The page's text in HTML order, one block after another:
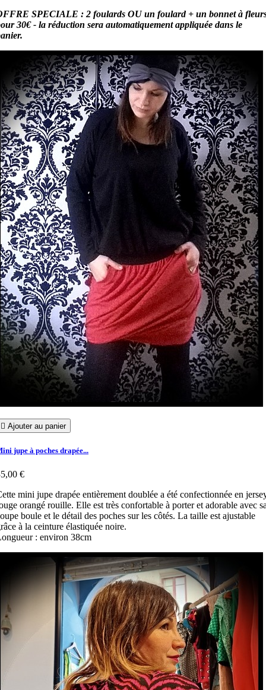
SPECIALE : 2 foulards OU un foulard + un bonnet à
30€ - la réduction sera automatiquement appliquée dans le
 Ajouter au panier
jupe à poches drapée...
€
mini jupe drapée entièrement doublée a été confectionnée en
orangé rouille. Elle est très confortable à porter et adorable avec
boule et le détail des poches sur les côtés. La taille est ajustable
à la ceinture élastiquée noire.
: environ 38cm